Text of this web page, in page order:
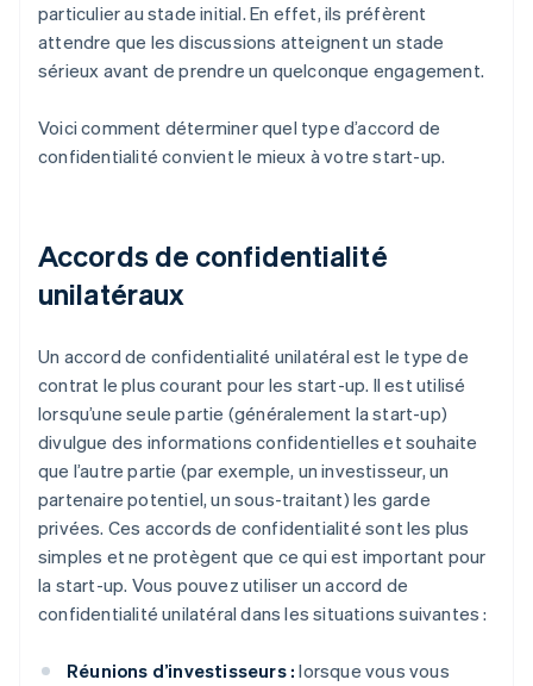
particulier au stade initial. En effet, ils préfèrent
attendre que les discussions atteignent un stade
sérieux avant de prendre un quelconque engagement.
Voici comment déterminer quel type d’accord de
confidentialité convient le mieux à votre start-up.
Accords de confidentialité
unilatéraux
Un accord de confidentialité unilatéral est le type de
contrat le plus courant pour les start-up. Il est utilisé
lorsqu’une seule partie (généralement la start-up)
divulgue des informations confidentielles et souhaite
que l’autre partie (par exemple, un investisseur, un
partenaire potentiel, un sous-traitant) les garde
privées. Ces accords de confidentialité sont les plus
simples et ne protègent que ce qui est important pour
la start-up. Vous pouvez utiliser un accord de
confidentialité unilatéral dans les situations suivantes :
Réunions d’investisseurs : lorsque vous vous